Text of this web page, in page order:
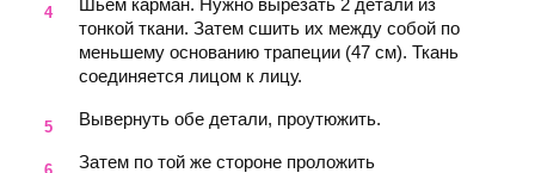
Шьем карман. Нужно вырезать 2 детали из
тонкой ткани. Затем сшить их между собой по
меньшему основанию трапеции (47 см). Ткань
соединяется лицом к лицу.
Вывернуть обе детали, проутюжить.
Затем по той же стороне проложить